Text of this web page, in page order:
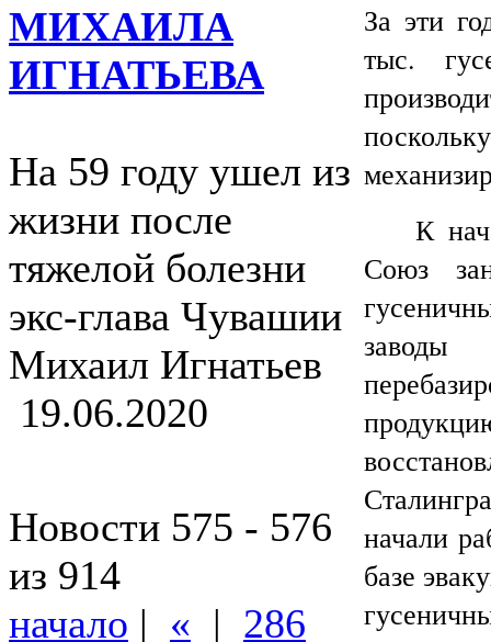
МИХАИЛА
ИГНАТЬЕВА
На 59 году ушел из
жизни после
тяжелой болезни
экс-глава Чувашии
Михаил Игнатьев
19.06.2020
Новости 575 - 576
из 914
начало | « | 286
За эти
тыс.
К
Союз
начали
базе